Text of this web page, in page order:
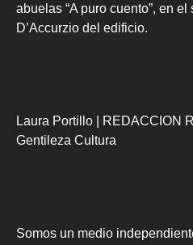
abuelas “A puro cuento”, en
D’Accurzio del edificio.
Laura Portillo | REDACCION
Gentileza Cultura
Somos un medio